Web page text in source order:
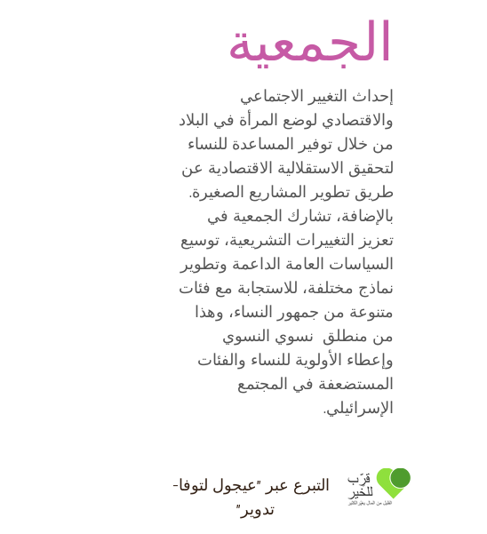
الجمعية
إحداث التغيير الاجتماعي
والاقتصادي لوضع المرأة في البلاد
من خلال توفير المساعدة للنساء
لتحقيق الاستقلالية الاقتصادية عن
طريق تطوير المشاريع الصغيرة.
بالإضافة، تشارك الجمعية في
تعزيز التغييرات التشريعية، توسيع
السياسات العامة الداعمة وتطوير
نماذج مختلفة، للاستجابة مع فئات
متنوعة من جمهور النساء، وهذا
من منطلق نسوي النسوي
وإعطاء الأولوية للنساء والفئات
المستضعفة في المجتمع
الإسرائيلي.
التبرع عبر "عيجول لتوفا-
تدوير"